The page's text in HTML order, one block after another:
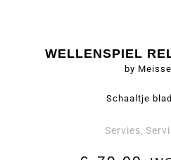
WELLENSPIEL
by
Schaaltje
Servies,